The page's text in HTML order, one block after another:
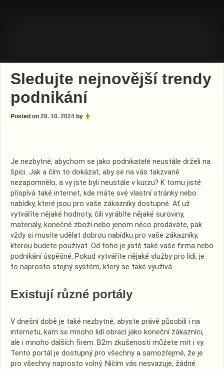
Sledujte nejnovější trendy
podnikání
Posted on 28. 10. 2024 by
Je nezbytné, abychom se jako podnikatelé neustále drželi na
špici. Jak a čím to dokázat, aby se na vás takzvaně
nezapomnělo, a vy jste byli neustále v kurzu? K tomu jistě
přispívá také internet, kde máte své vlastní stránky nebo
nabídky, které jsou pro vaše zákazníky dostupné. Ať už
vytváříte nějaké hodnoty, čili vyrábíte nějaké suroviny,
materiály, konečné zboží nebo jenom něco prodáváte, pak
vždy si musíte udělat dobrou nabídku pro vaše zákazníky,
kterou budete používat. Od toho je jistě také vaše firma nebo
podnikání úspěšné. Pokud vytváříte nějaké služby pro lidi, je
to naprosto stejný systém, který se také využívá.
Existují různé portály
V dnešní době je také nezbytné, abyste právě působili i na
internetu, kam se mnoho lidí obrací jako koneční zákazníci,
ale i mnoho dalších firem. B2m zkušenosti můžete mít i vy.
Tento portál je dostupný pro všechny a samozřejmě, že je
pro všechny naprosto volný. Ničím vás nesvazuje, žádné